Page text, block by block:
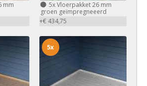
mm
5xVloerpakket 26 mm
groen geïmpregneeerd
+€ 434,75
5x